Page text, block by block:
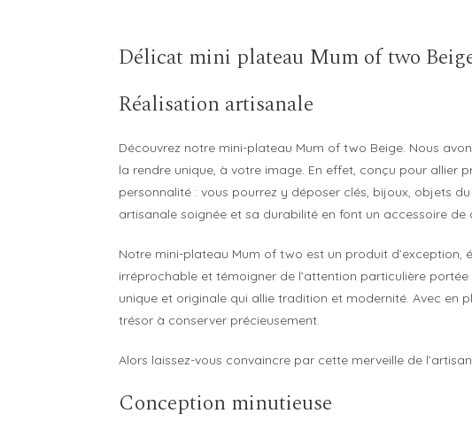
Délicat mini plateau Mum of two
Réalisation artisanale
Découvrez notre mini-plateau Mum of two Beige. Nous
la rendre unique, à votre image. En effet, conçu pour allier
personnalité : vous pourrez y déposer clés, bijoux, objets
artisanale soignée et sa durabilité en font un accessoire
Notre mini-plateau Mum of two est un produit
irréprochable et témoigner de l’attention particulière
unique et originale qui allie tradition et modernité. Avec en
trésor à conserver précieusement.
Alors laissez-vous convaincre par cette merveille de
Conception minutieuse